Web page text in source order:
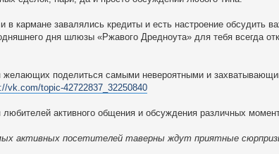
в кармане завалялись кредиты и есть настроение обсудить
дня шлюзы «Ржавого Дредноута» для тебя всегда
желающих поделиться самыми невероятными и
vk.com/topic-42722837_32250840
любителей активного общения и обсуждения различных
активных посетителей таверны ждут приятные